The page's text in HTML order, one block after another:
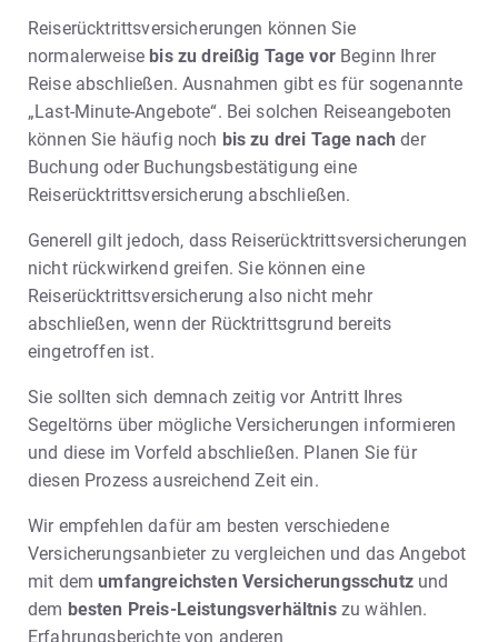
Reiserücktrittsversicherungen können Sie
normalerweise bis zu dreißig Tage vorBeginn Ihrer
Reise abschließen. Ausnahmen gibt es für sogenannte
„Last-Minute-Angebote“. Bei solchen Reiseangeboten
können Sie häufig noch bis zu drei Tage nach der
Buchung oder Buchungsbestätigung eine
Reiserücktrittsversicherung abschließen.
Generell gilt jedoch, dass Reiserücktrittsversicherungen
nicht rückwirkend greifen. Sie können eine
Reiserücktrittsversicherung also nicht mehr
abschließen, wenn der Rücktrittsgrund bereits
eingetroffen ist.
Sie sollten sich demnach zeitig vor Antritt Ihres
Segeltörns über mögliche Versicherungen informieren
und diese im Vorfeld abschließen. Planen Sie für
diesen Prozess ausreichend Zeit ein.
Wir empfehlen dafür am besten verschiedene
Versicherungsanbieter zu vergleichen und das Angebot
mit demumfangreichsten Versicherungsschutzund
dem besten Preis-Leistungsverhältniszu wählen.
Erfahrungsberichte von anderen